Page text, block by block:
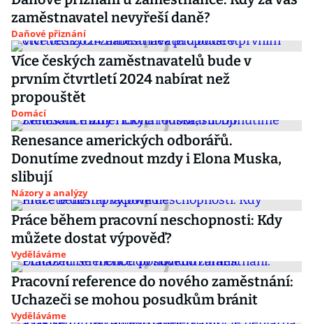
zaměstnavatel nevyřeší daně?
Daňové přiznání
Více českých zaměstnavatelů bude v
prvním čtvrtletí 2024 nabírat než
propouštět
Domácí
Renesance amerických odborářů.
Donutíme zvednout mzdy i Elona Muska,
slibují
Názory a analýzy
Práce během pracovní neschopnosti: Kdy
můžete dostat výpověď?
Vyděláváme
Pracovní reference do nového zaměstnání:
Uchazeči se mohou posudkům bránit
Vyděláváme